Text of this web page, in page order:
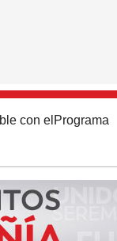
con el Programa